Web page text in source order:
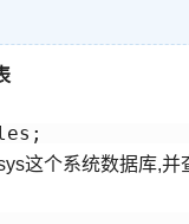
这个系统数据库,并